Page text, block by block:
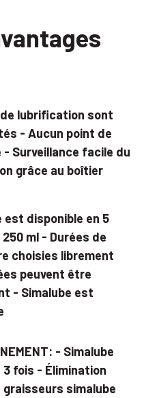
lubrification sont
- Aucun point de
Surveillance facile du
grâce au boîtier
est disponible en 5
ml - Durées de
choisies librement
peuvent être
- Simalube est
- Simalube
3 fois - Élimination
simalube